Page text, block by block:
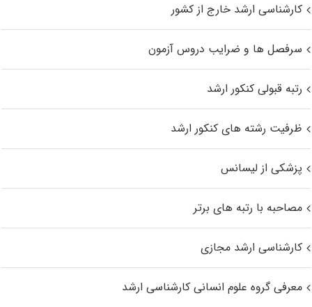
کارشناسی ارشد خارج از کشور
سرفصل ها و ضرایب دروس آزمون
رتبه قبولی کنکور ارشد
ظرفیت رشته های کنکور ارشد
پزشکی از لیسانس
مصاحبه با رتبه های برتر
کارشناسی ارشد مجازی
معرفی گروه علوم انسانی کارشناسی ارشد